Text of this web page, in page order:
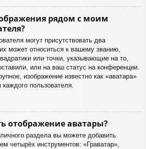
рядом с моим
могут присутствовать два
может относиться к вашему званию,
или точки, указывающие на то,
или на ваш статус на конференции.
изображение известно как «аватара»
пользователя.
отображение аватары?
раздела вы можете добавить
четырёх инструментов: «Граватар»,